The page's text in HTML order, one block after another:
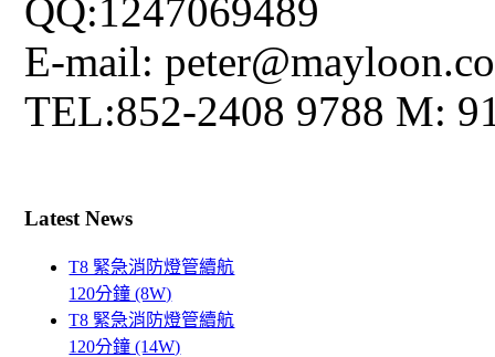
QQ:1247069489
E-mail:
TEL:852-2408 9788 M:
Latest News
T8 緊急消防燈管續航
120分鐘 (8W)
T8 緊急消防燈管續航
120分鐘 (14W)